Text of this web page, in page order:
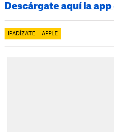
Descárgate aquí la
IPADÍZATE APPLE